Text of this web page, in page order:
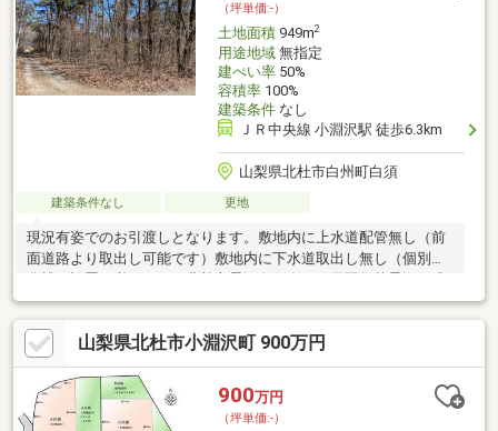
（坪単価:-）
土地面積949m2
用途地域無指定
建ぺい率50%
容積率100%
建築条件なし
ＪＲ中央線 小淵沢駅 徒歩6.3km
山梨県北杜市白州町白須
建築条件なし 更地
現況有姿でのお引渡しとなります。敷地内に上水道配管無し（前
面道路より取出し可能です）敷地内に下水道取出し無し（個別浄
化槽の設置が必要です）北杜市景観条例有り（田園集落景観形成
地域）北杜市まちづくり条例有り（田園集落区域）土砂災害警戒
区域（土石流イエローゾーン）森林法による事前届出が必要で
す。
山梨県北杜市小淵沢町 900万円
900万円
（坪単価:-）